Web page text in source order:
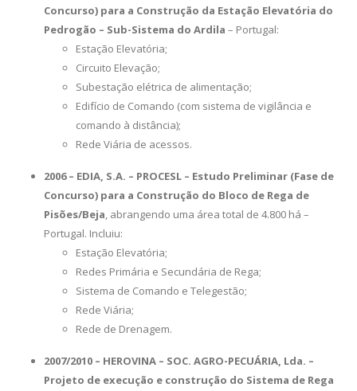
Concurso) para a Construção da Estação Elevatória do
Pedrogão – Sub-Sistema do Ardila – Portugal:
Estação Elevatória;
Circuito Elevação;
Subestação elétrica de alimentação;
Edifício de Comando (com sistema de vigilância e
comando à distância);
Rede Viária de acessos.
2006 – EDIA, S.A. – PROCESL – Estudo Preliminar (Fase de
Concurso) para a Construção do Bloco de Rega de
Pisões/Beja, abrangendo uma área total de 4.800 há –
Portugal. Incluiu:
Estação Elevatória;
Redes Primária e Secundária de Rega;
Sistema de Comando e Telegestão;
Rede Viária;
Rede de Drenagem.
2007/2010 – HEROVINA – SOC. AGRO-PECUÁRIA, Lda. –
Projeto de execução e construção do Sistema de Rega